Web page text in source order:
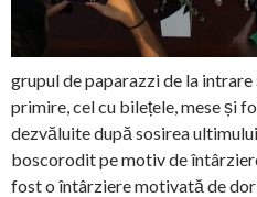
grupul de paparazzi de la intrare
primire, cel cu bilețele, mese și
dezvăluite după sosirea
boscorodit pe motiv de
fost o întârziere motivată de